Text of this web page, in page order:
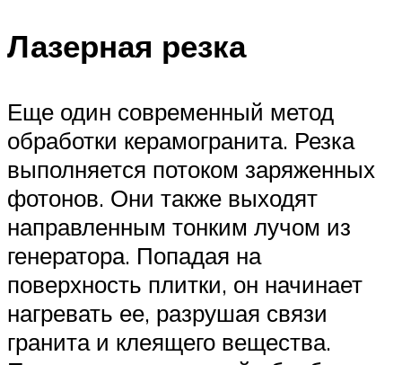
Лазерная резка
Еще один современный метод
обработки керамогранита. Резка
выполняется потоком заряженных
фотонов. Они также выходят
направленным тонким лучом из
генератора. Попадая на
поверхность плитки, он начинает
нагревать ее, разрушая связи
гранита и клеящего вещества.